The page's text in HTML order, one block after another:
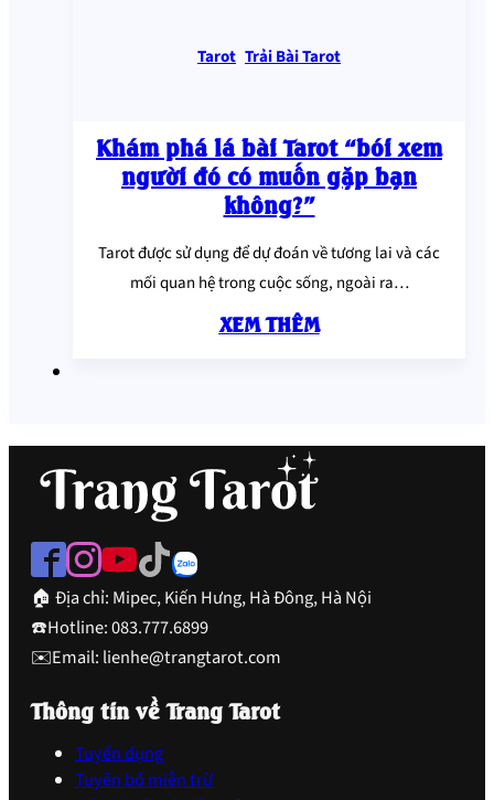
Tarot Trải Bài Tarot
Khám phá lá bài Tarot “bói xem
người đó có muốn gặp bạn
không?”
Tarot được sử dụng để dự đoán về tương lai và các
mối quan hệ trong cuộc sống, ngoài ra…
XEM THÊM
🏠 Địa chỉ: Mipec, Kiến Hưng, Hà Đông, Hà Nội
☎️Hotline: 083.777.6899
✉️Email: lienhe@trangtarot.com
Thông tin về Trang Tarot
Tuyển dụng
Tuyên bố miễn trừ